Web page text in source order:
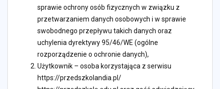
sprawie ochrony osób fizycznych w związku z
przetwarzaniem danych osobowych i w sprawie
swobodnego przepływu takich danych oraz
uchylenia dyrektywy 95/46/WE (ogólne
rozporządzenie o ochronie danych),
Użytkownik – osoba korzystająca z serwisu
https://przedszkolandia.pl/